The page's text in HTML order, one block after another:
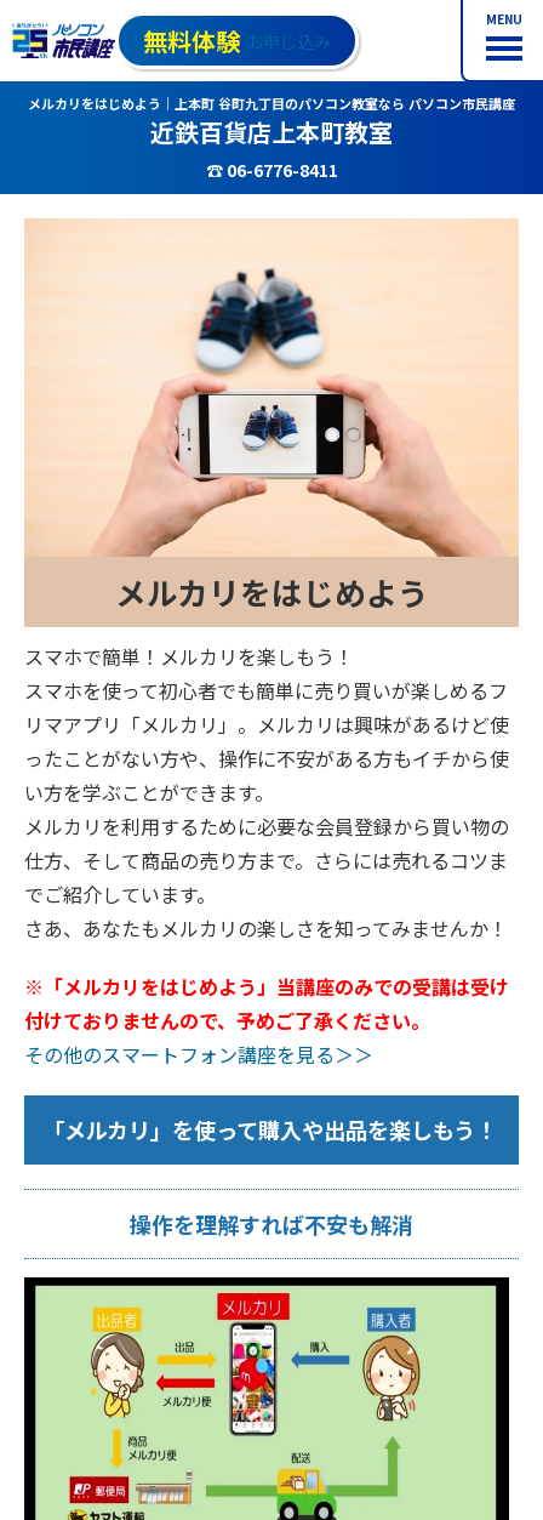
MENU
無料体験 お申し込み
メルカリをはじめよう｜上本町 谷町九丁目のパソコン教室なら パソコン市民講座
近鉄百貨店上本町教室
☎ 06-6776-8411
メルカリをはじめよう
スマホで簡単！メルカリを楽しもう！
スマホを使って初心者でも簡単に売り買いが楽しめるフ
リマアプリ「メルカリ」。メルカリは興味があるけど使
ったことがない方や、操作に不安がある方もイチから使
い方を学ぶことができます。
メルカリを利用するために必要な会員登録から買い物の
仕方、そして商品の売り方まで。さらには売れるコツま
でご紹介しています。
さあ、あなたもメルカリの楽しさを知ってみませんか！
※「メルカリをはじめよう」当講座のみでの受講は受け
付けておりませんので、予めご了承ください。
その他のスマートフォン講座を見る＞＞
「メルカリ」を使って購入や出品を楽しもう！
操作を理解すれば不安も解消